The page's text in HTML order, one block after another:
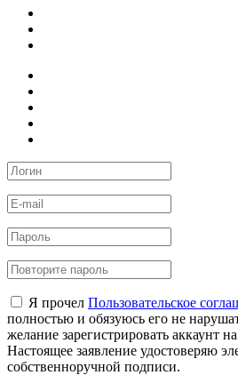
Я прочел Пользовательское
полностью и обязуюсь его не
желание зарегистрировать аккаунт
Настоящее заявление удостоверяю
собственноручной подписи.